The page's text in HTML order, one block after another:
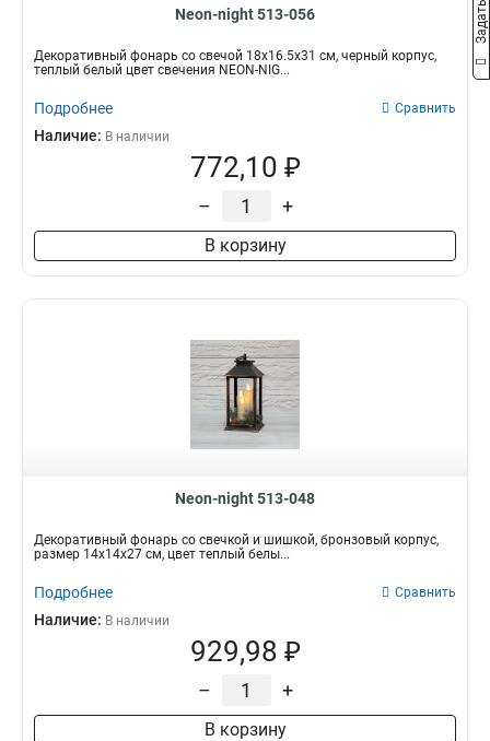
Neon-night 513-056
Декоративный фонарь со свечой 18x16.5x31 см, черный корпус,
теплый белый цвет свечения NEON-NIG...
Подробнее Сравнить
Наличие: В наличии
772,10 ₽
– +
В корзину
Neon-night 513-048
Декоративный фонарь со свечкой и шишкой, бронзовый корпус,
размер 14x14x27 см, цвет теплый белы...
Подробнее Сравнить
Наличие: В наличии
929,98 ₽
– +
В корзину